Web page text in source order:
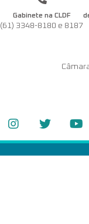
Gabinete na CLDF
(61) 3348-8180 e 8187